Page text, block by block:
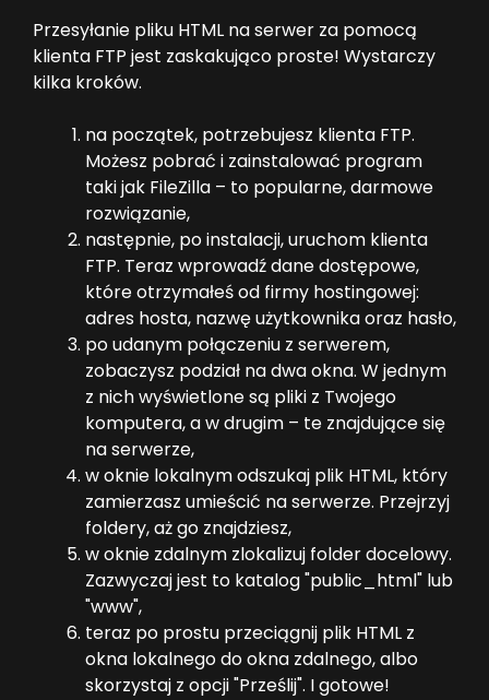
Przesyłanie pliku HTML na serwer za pomocą
klienta FTP jest zaskakująco proste! Wystarczy
kilka kroków.
na początek, potrzebujesz klienta FTP.
Możesz pobrać i zainstalować program
taki jak FileZilla – to popularne, darmowe
rozwiązanie,
następnie, po instalacji, uruchom klienta
FTP. Teraz wprowadź dane dostępowe,
które otrzymałeś od firmy hostingowej:
adres hosta, nazwę użytkownika oraz hasło,
po udanym połączeniu z serwerem,
zobaczysz podział na dwa okna. W jednym
z nich wyświetlone są pliki z Twojego
komputera, a w drugim – te znajdujące się
na serwerze,
w oknie lokalnym odszukaj plik HTML, który
zamierzasz umieścić na serwerze. Przejrzyj
foldery, aż go znajdziesz,
w oknie zdalnym zlokalizuj folder docelowy.
Zazwyczaj jest to katalog "public_html" lub
"www",
teraz po prostu przeciągnij plik HTML z
okna lokalnego do okna zdalnego, albo
skorzystaj z opcji "Prześlij". I gotowe!